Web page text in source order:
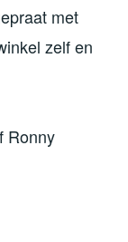
met
zelf en
Ronny